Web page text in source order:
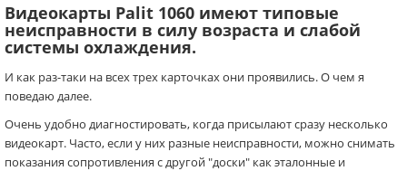
Видеокарты Palit 1060 имеют типовые
неисправности в силу возраста и слабой
системы охлаждения.
И как раз-таки на всех трех карточках они проявились. О чем я
поведаю далее.
Очень удобно диагностировать, когда присылают сразу несколько
видеокарт. Часто, если у них разные неисправности, можно снимать
показания сопротивления с другой "доски" как эталонные и